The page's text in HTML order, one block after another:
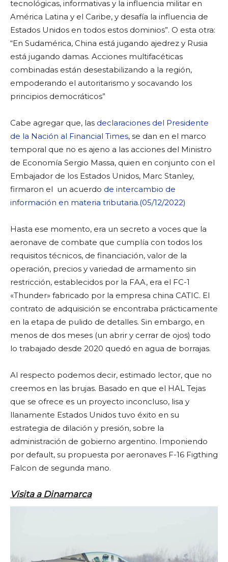
tecnológicas, informativas y la influencia militar en
América Latina y el Caribe, y desafía la influencia de
Estados Unidos en todos estos dominios”. O esta otra:
“En Sudamérica, China está jugando ajedrez y Rusia
está jugando damas. Acciones multifacéticas
combinadas están desestabilizando a la región,
empoderando el autoritarismo y socavando los
principios democráticos”
Cabe agregar que, las declaraciones del Presidente
de la Nación al Financial Times, se dan en el marco
temporal que no es ajeno a las acciones del Ministro
de Economía Sergio Massa, quien en conjunto con el
Embajador de los Estados Unidos, Marc Stanley,
firmaron el un acuerdo de intercambio de
información en materia tributaria.(05/12/2022)
Hasta ese momento, era un secreto a voces que la
aeronave de combate que cumplía con todos los
requisitos técnicos, de financiación, valor de la
operación, precios y variedad de armamento sin
restricción, establecidos por la FAA, era el FC-1
«Thunder» fabricado por la empresa china CATIC. El
contrato de adquisición se encontraba prácticamente
en la etapa de pulido de detalles. Sin embargo, en
menos de dos meses (un abrir y cerrar de ojos) todo
lo trabajado desde 2020 quedó en agua de borrajas.
Al respecto podemos decir, estimado lector, que no
creemos en las brujas. Basado en que el HAL Tejas
que se ofrece es un proyecto inconcluso, lisa y
llanamente Estados Unidos tuvo éxito en su
estrategia de dilación y presión, sobre la
administración de gobierno argentino. Imponiendo
por default, su propuesta por aeronaves F-16 Figthing
Falcon de segunda mano.
Visita a Dinamarca